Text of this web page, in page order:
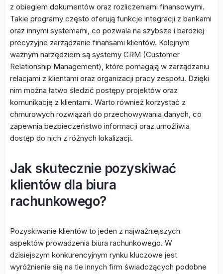
z obiegiem dokumentów oraz rozliczeniami finansowymi.
Takie programy często oferują funkcje integracji z bankami
oraz innymi systemami, co pozwala na szybsze i bardziej
precyzyjne zarządzanie finansami klientów. Kolejnym
ważnym narzędziem są systemy CRM (Customer
Relationship Management), które pomagają w zarządzaniu
relacjami z klientami oraz organizacji pracy zespołu. Dzięki
nim można łatwo śledzić postępy projektów oraz
komunikację z klientami. Warto również korzystać z
chmurowych rozwiązań do przechowywania danych, co
zapewnia bezpieczeństwo informacji oraz umożliwia
dostęp do nich z różnych lokalizacji.
Jak skutecznie pozyskiwać
klientów dla biura
rachunkowego?
Pozyskiwanie klientów to jeden z najważniejszych
aspektów prowadzenia biura rachunkowego. W
dzisiejszym konkurencyjnym rynku kluczowe jest
wyróżnienie się na tle innych firm świadczących podobne